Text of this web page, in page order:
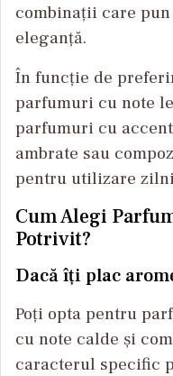
combinații care
eleganță.
În funcție de
parfumuri cu note
parfumuri cu
ambrate sau
pentru utilizare
Cum Alegi
Potrivit?
Dacă îți plac
Poți opta pentru
cu note calde și
caracterul specific